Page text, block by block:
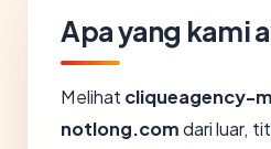
Apa yang kami
Melihat cliqueagency-
notlong.comdari luar,